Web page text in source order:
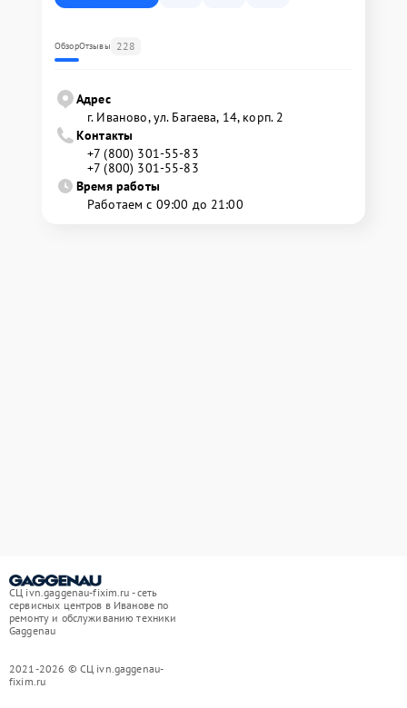
ОбзорОтзывы 228
Адрес
г. Иваново, ул. Багаева, 14, корп. 2
Контакты
+7 (800) 301-55-83
+7 (800) 301-55-83
Время работы
Работаем с 09:00 до 21:00
СЦ ivn.gaggenau-fixim.ru - сеть
сервисных центров в Иванове по
ремонту и обслуживанию техники
Gaggenau
2021-2026 © СЦ ivn.gaggenau-
fixim.ru